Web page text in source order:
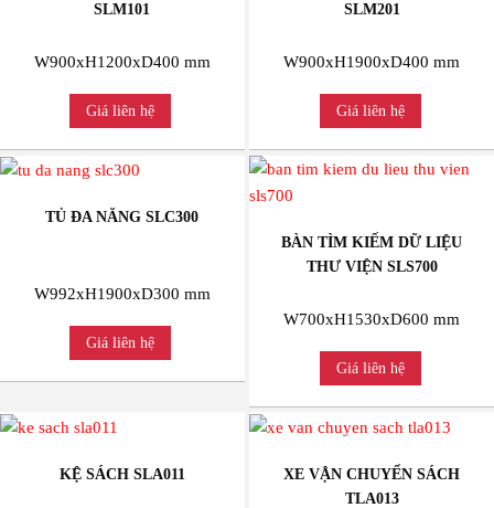
SLM101
W900xH1200xD400 mm
Giá liên hệ
SLM201
W900xH1900xD400 mm
Giá liên hệ
TỦ ĐA NĂNG SLC300
W992xH1900xD300 mm
Giá liên hệ
BÀN TÌM KIẾM DỮ LIỆU
THƯ VIỆN SLS700
W700xH1530xD600 mm
Giá liên hệ
KỆ SÁCH SLA011
XE VẬN CHUYỂN SÁCH
TLA013